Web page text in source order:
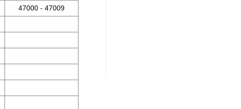
47000 - 47009